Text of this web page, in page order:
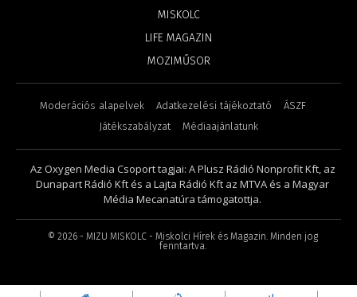
MISKOLC
LIFE MAGAZIN
MOZIMŰSOR
Moderációs alapelvek Adatkezelési tájékoztató
ÁSZF
Játékszabályzat
Médiaajánlatunk
Az Oxygen Media Csoport tagjai: A Plusz Rádió Nonprofit Kft, az
Dunapart Rádió Kft és a Lajta Rádió Kft az MTVA és a Magyar
Média Mecanatúra támogatottja.
© 2026- MIZU MISKOLC - Miskolci Hírek és Magazin. Minden jog
fenntartva.